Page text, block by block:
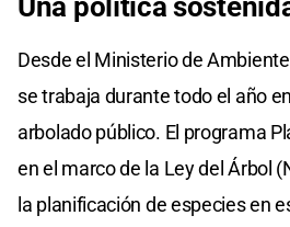
Desde el Ministerio de
se trabaja durante todo el año
arbolado público. El programa
en el marco de la Ley del Árbol
la planificación de especies en